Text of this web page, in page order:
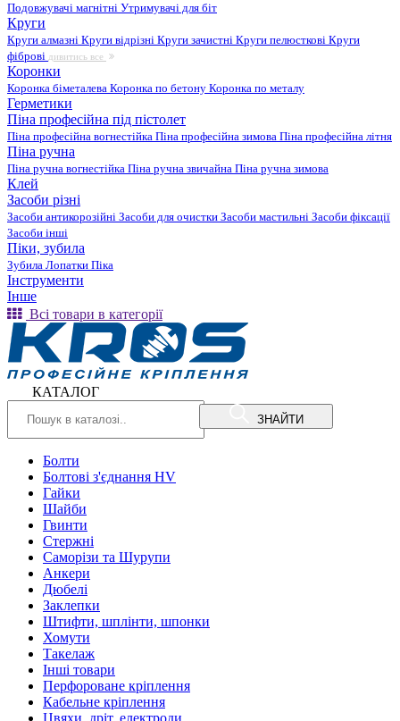
Подовжувачі магнітні Утримувачі для біт
Круги
Круги алмазні Круги відрізні Круги зачистні Круги пелюсткові Круги
фіброві дивитись все
Коронки
Коронка біметалева Коронка по бетону Коронка по металу
Герметики
Піна професійна під пістолет
Піна професійна вогнестійка Піна професійна зимова Піна професійна літня
Піна ручна
Піна ручна вогнестійка Піна ручна звичайна Піна ручна зимова
Клей
Засоби різні
Засоби антикорозійні Засоби для очистки Засоби мастильні Засоби фіксації
Засоби інші
Піки, зубила
Зубила Лопатки Піка
Інструменти
Інше
Всі товари в категорії
КАТАЛОГ
ЗНАЙТИ
Болти
Болтові з'єднання HV
Гайки
Шайби
Гвинти
Стержні
Саморізи та Шурупи
Анкери
Дюбелі
Заклепки
Штифти, шплінти, шпонки
Хомути
Такелаж
Інші товари
Перфороване кріплення
Кабельне кріплення
Цвяхи, дріт, електроди